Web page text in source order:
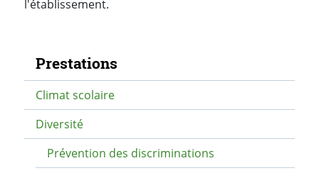
l'établissement.
Navigation secondaire
Prestations
Climat scolaire
Diversité
Prévention des discriminations